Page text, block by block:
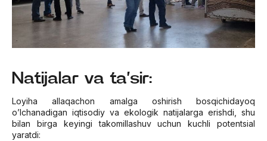
Natijalar va ta’sir:
Loyiha allaqachon amalga oshirish bosqichidayoq
o’lchanadigan iqtisodiy va ekologik natijalarga erishdi, shu
bilan birga keyingi takomillashuv uchun kuchli potentsial
yaratdi: